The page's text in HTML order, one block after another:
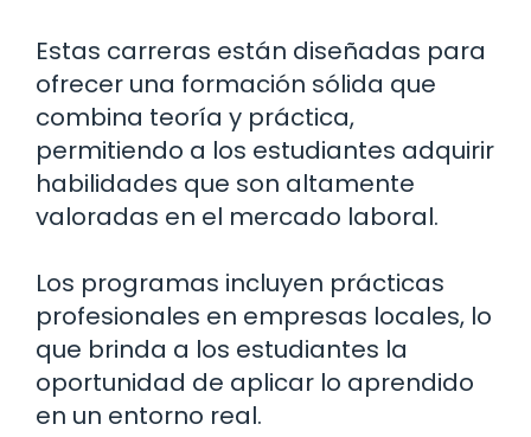
Estas carreras están diseñadas para
ofrecer una formación sólida que
combina teoría y práctica,
permitiendo a los estudiantes adquirir
habilidades que son altamente
valoradas en el mercado laboral.
Los programas incluyen prácticas
profesionales en empresas locales, lo
que brinda a los estudiantes la
oportunidad de aplicar lo aprendido
en un entorno real.